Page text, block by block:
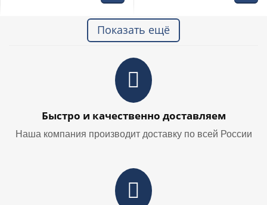
Показать ещё
Быстро и качественно доставляем
Наша компания производит доставку по всей России